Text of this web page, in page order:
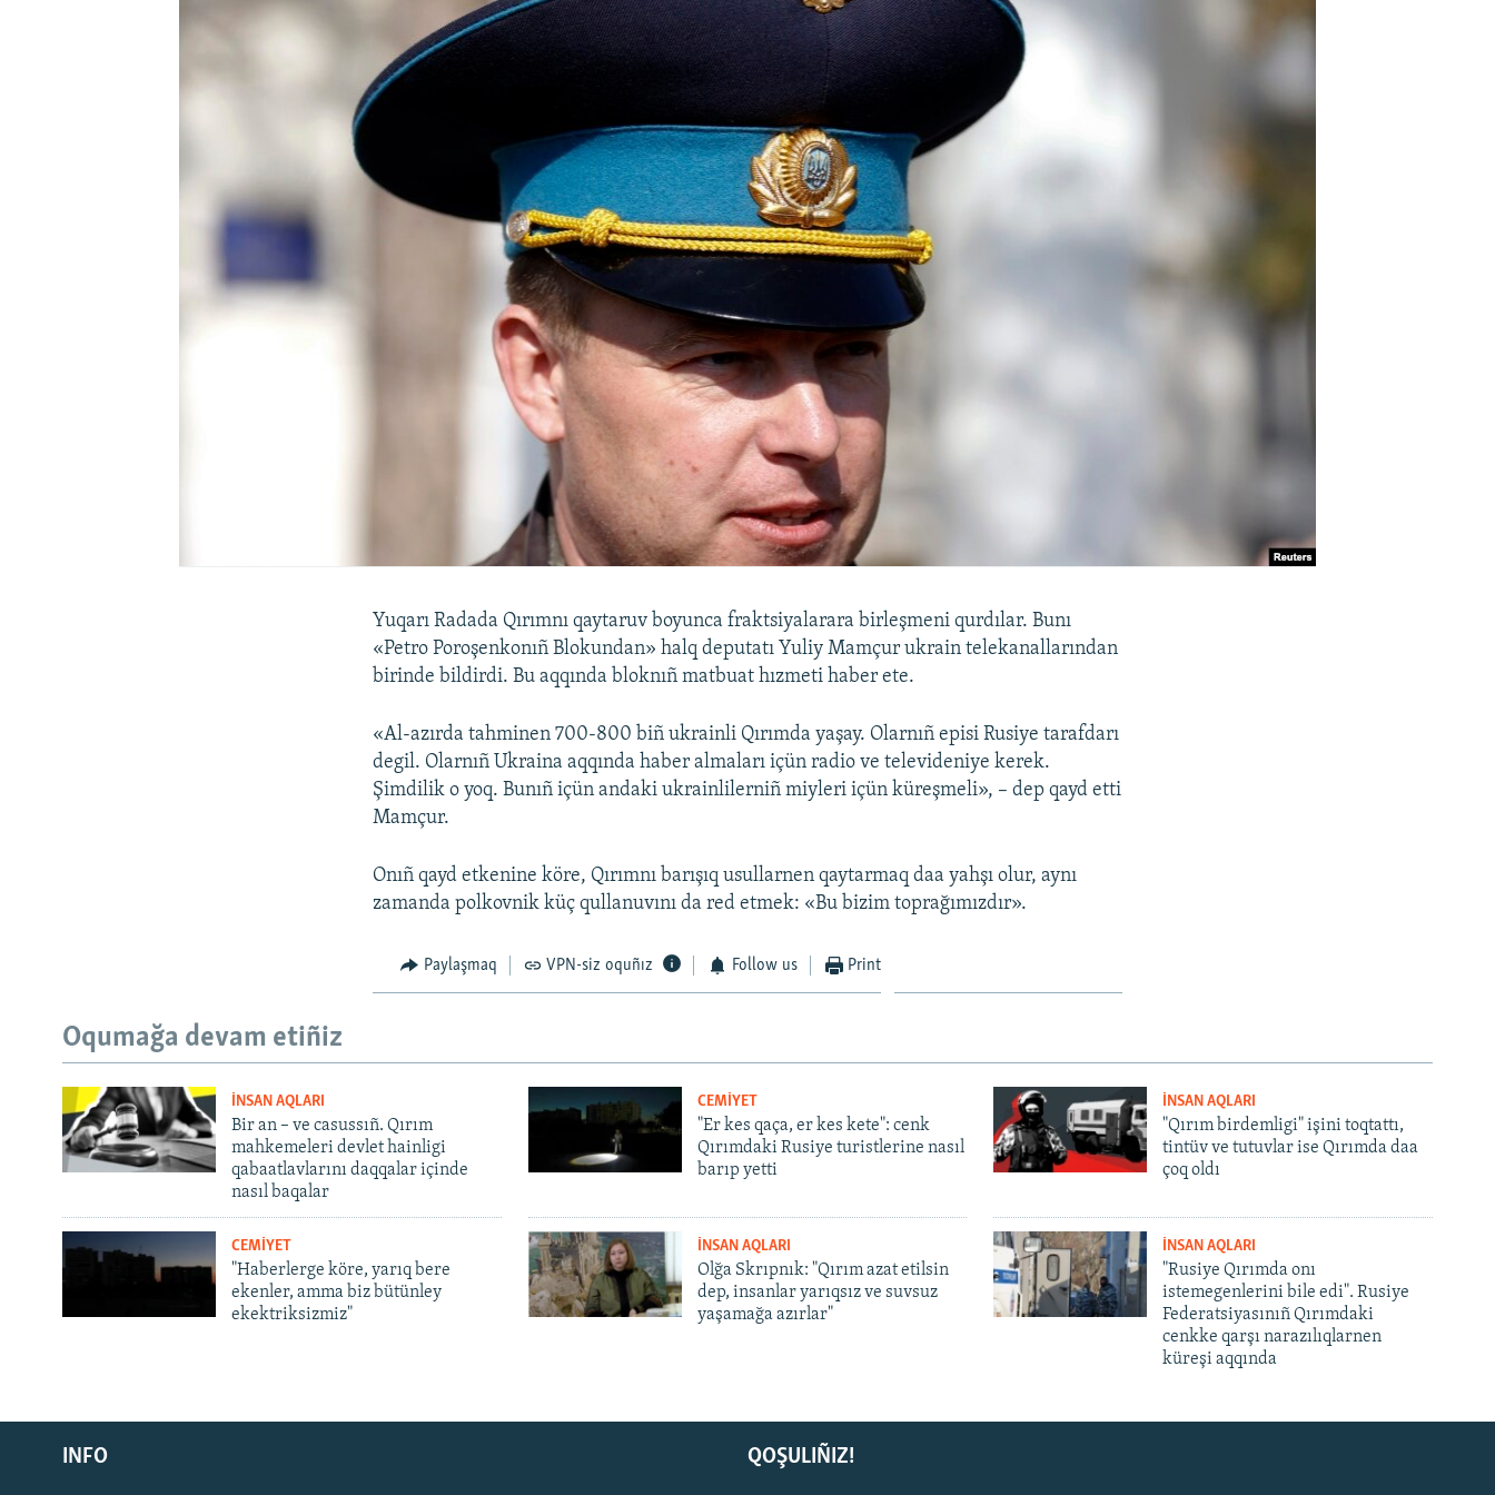
Русский
Українською
Yuqarı Radada Qırımnı qaytaruv boyunca fraktsiyalarara birleşmeni qurdılar. Bunı
«Petro Poroşenkonıñ Blokundan» halq deputatı Yuliy Mamçur ukrain telekanallarından
birinde bildirdi. Bu aqqında bloknıñ matbuat hızmeti haber ete.
«Al-azırda tahminen 700-800 biñ ukrainli Qırımda yaşay. Olarnıñ episi Rusiye tarafdarı
degil. Olarnıñ Ukraina aqqında haber almaları içün radio ve televideniye kerek.
Şimdilik o yoq. Bunıñ içün andaki ukrainlilerniñ miyleri içün küreşmeli», – dep qayd etti
Mamçur.
Onıñ qayd etkenine köre, Qırımnı barışıq usullarnen qaytarmaq daa yahşı olur, aynı
zamanda polkovnik küç qullanuvını da red etmek: «Bu bizim toprağımızdır».
Paylaşmaq VPN-siz oquñız Follow us Print
Oqumağa devam etiñiz
İNSAN AQLARI
Bir an – ve casussıñ. Qırım
mahkemeleri devlet hainligi
qabaatlavlarını daqqalar içinde
nasıl baqalar
CEMİYET
"Er kes qaça, er kes kete": cenk
Qırımdaki Rusiye turistlerine nasıl
barıp yetti
İNSAN AQLARI
"Qırım birdemligi" işini toqtattı,
tintüv ve tutuvlar ise Qırımda daa
çoq oldı
CEMİYET
"Haberlerge köre, yarıq bere
ekenler, amma biz bütünley
ekektriksizmiz"
İNSAN AQLARI
Olğa Skrıpnık: "Qırım azat etilsin
dep, insanlar yarıqsız ve suvsuz
yaşamağa azırlar"
İNSAN AQLARI
"Rusiye Qırımda onı
istemegenlerini bile edi". Rusiye
Federatsiyasınıñ Qırımdaki
cenkke qarşı narazılıqlarnen
küreşi aqqında
QOŞULIÑIZ!
INFO